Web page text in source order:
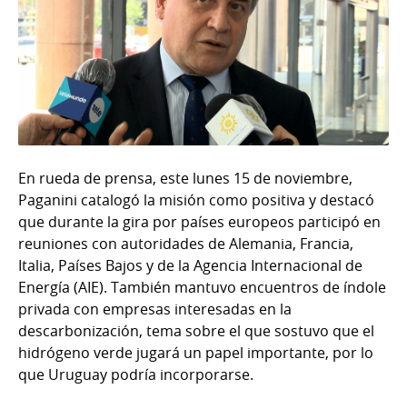
En rueda de prensa, este lunes 15 de noviembre,
Paganini catalogó la misión como positiva y destacó
que durante la gira por países europeos participó en
reuniones con autoridades de Alemania, Francia,
Italia, Países Bajos y de la Agencia Internacional de
Energía (AIE). También mantuvo encuentros de índole
privada con empresas interesadas en la
descarbonización, tema sobre el que sostuvo que el
hidrógeno verde jugará un papel importante, por lo
que Uruguay podría incorporarse.